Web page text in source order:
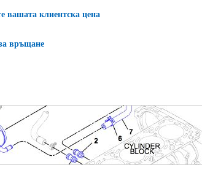
вашата клиентска цена
връщане